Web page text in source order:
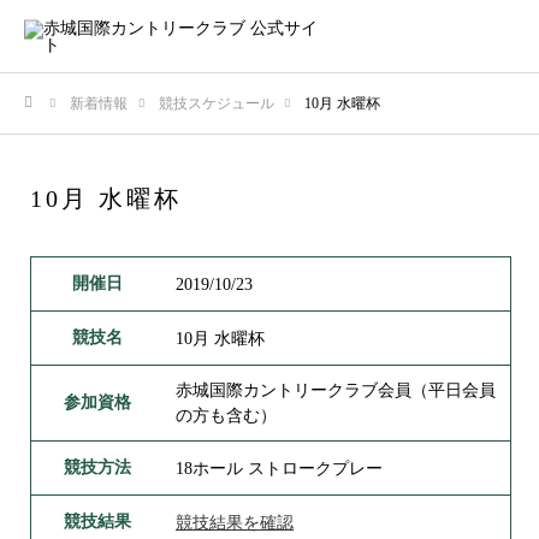
新着情報 競技スケジュール 10月 水曜杯
10月 水曜杯
開催日 2019/10/23
競技名 10月 水曜杯
参加資格
赤城国際カントリークラブ会員（平日会員
の方も含む）
競技方法 18ホール ストロークプレー
競技結果 競技結果を確認